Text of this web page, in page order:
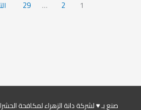
1
2
…
29
صنع بـ ♥ لشركة دانة الزهراء لمكافحة